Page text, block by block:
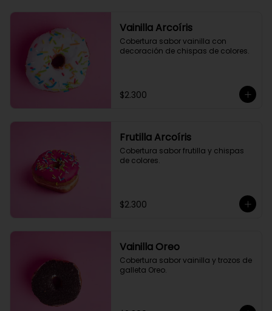
Vainilla Arcoíris
Cobertura sabor vainilla con
decoración de chispas de colores.
$2.300
Frutilla Arcoíris
Cobertura sabor frutilla y chispas
de colores.
$2.300
Vainilla Oreo
Cobertura sabor vainilla y trozos de
galleta Oreo.